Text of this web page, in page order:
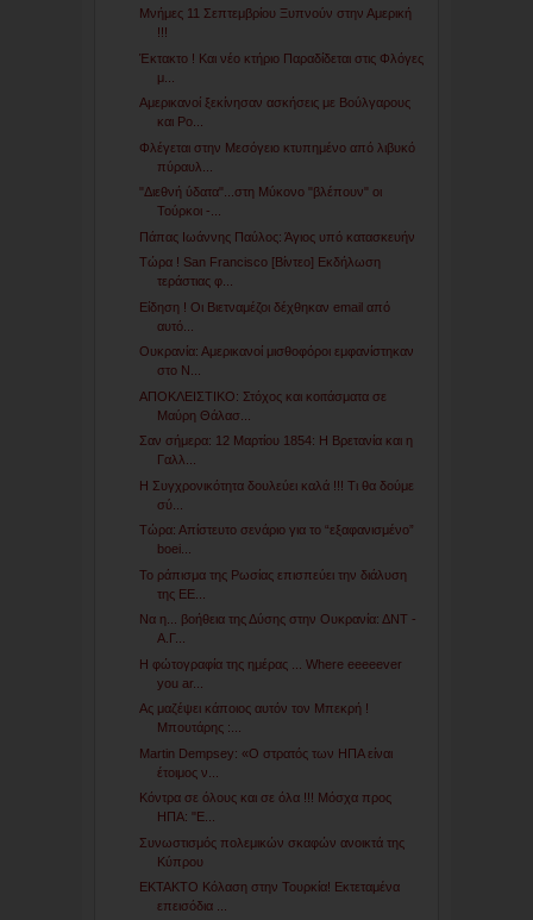
Μνήμες 11 Σεπτεμβρίου Ξυπνούν στην Αμερική
!!!
Έκτακτο ! Και νέο κτήριο Παραδίδεται στις Φλόγες
μ...
Αμερικανοί ξεκίνησαν ασκήσεις με Βούλγαρους
και Ρο...
Φλέγεται στην Μεσόγειο κτυπημένο από λιβυκό
πύραυλ...
"Διεθνή ύδατα"...στη Μύκονο "βλέπουν" οι
Τούρκοι -...
Πάπας Ιωάννης Παύλος: Άγιος υπό κατασκευήν
Τώρα ! San Francisco [Βίντεο] Εκδήλωση
τεράστιας φ...
Είδηση ! Οι Βιετναμέζοι δέχθηκαν email από
αυτό...
Ουκρανία: Αμερικανοί μισθοφόροι εμφανίστηκαν
στο Ν...
ΑΠΟΚΛΕΙΣΤΙΚΟ: Στόχος και κοιτάσματα σε
Μαύρη Θάλασ...
Σαν σήμερα: 12 Μαρτίου 1854: Η Βρετανία και η
Γαλλ...
Η Συγχρονικότητα δουλεύει καλά !!! Τι θα δούμε
σύ...
Τώρα: Απίστευτο σενάριο για το “εξαφανισμένο”
boei...
Το ράπισμα της Ρωσίας επισπεύει την διάλυση
της ΕΕ...
Να η... βοήθεια της Δύσης στην Ουκρανία: ΔΝΤ -
Α.Γ...
Η φώτογραφία της ημέρας ... Where eeeeever
you ar...
Ας μαζέψει κάποιος αυτόν τον Μπεκρή !
Μπουτάρης :...
Martin Dempsey: «Ο στρατός των ΗΠΑ είναι
έτοιμος ν...
Κόντρα σε όλους και σε όλα !!! Μόσχα προς
ΗΠΑ: "Ε...
Συνωστισμός πολεμικών σκαφών ανοικτά της
Κύπρου
EKTAKTO Κόλαση στην Τουρκία! Εκτεταμένα
επεισόδια ...